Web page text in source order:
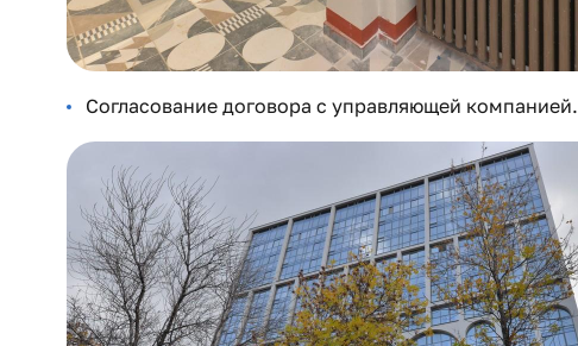
Согласование договора с управляющей компанией.